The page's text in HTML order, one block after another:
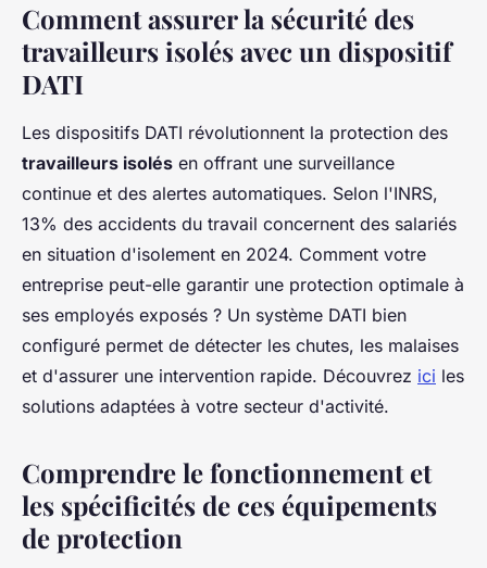
Comment assurer la sécurité des
travailleurs isolés avec un dispositif
DATI
Les dispositifs DATI révolutionnent la protection des
travailleurs isolés en offrant une surveillance
continue et des alertes automatiques. Selon l'INRS,
13% des accidents du travail concernent des salariés
en situation d'isolement en 2024. Comment votre
entreprise peut-elle garantir une protection optimale à
ses employés exposés ? Un système DATI bien
configuré permet de détecter les chutes, les malaises
et d'assurer une intervention rapide. Découvrez ici les
solutions adaptées à votre secteur d'activité.
Comprendre le fonctionnement et
les spécificités de ces équipements
de protection